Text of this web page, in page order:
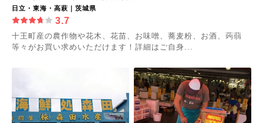
日立・東海・高萩｜茨城県
3.7
十王町産の農作物や花木、花苗、お味噌、蕎麦粉、お酒、蒟蒻
等々がお買い求めいただけます！詳細はご自身...